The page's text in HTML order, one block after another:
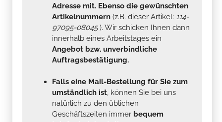
Adresse mit. Ebenso die gewünschten
Artikelnummern (z.B. dieser Artikel: 114-
97095-08045). Wir schicken Ihnen dann
innerhalb eines Arbeitstages ein
Angebot bzw. unverbindliche
Auftragsbestätigung.
Falls eine Mail-Bestellung für Sie zum
umständlich ist, können Sie bei uns
natürlich zu den üblichen
Geschäftszeiten immer bequem